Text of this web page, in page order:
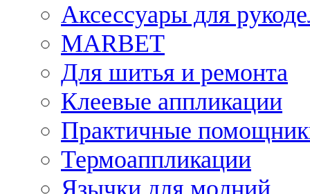
Аксессуары для
MARBET
Для шитья и ремонта
Клеевые аппликации
Практичные
Термоаппликации
Язычки для молний